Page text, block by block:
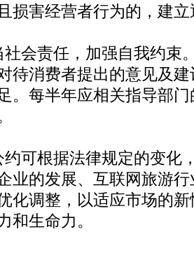
损害经营者行为的，建
会责任，加强自我约束
待消费者提出的意见及
。每半年应相关指导部
可根据法律规定的变化
业的发展、互联网旅游
化调整，以适应市场的
和生命力。